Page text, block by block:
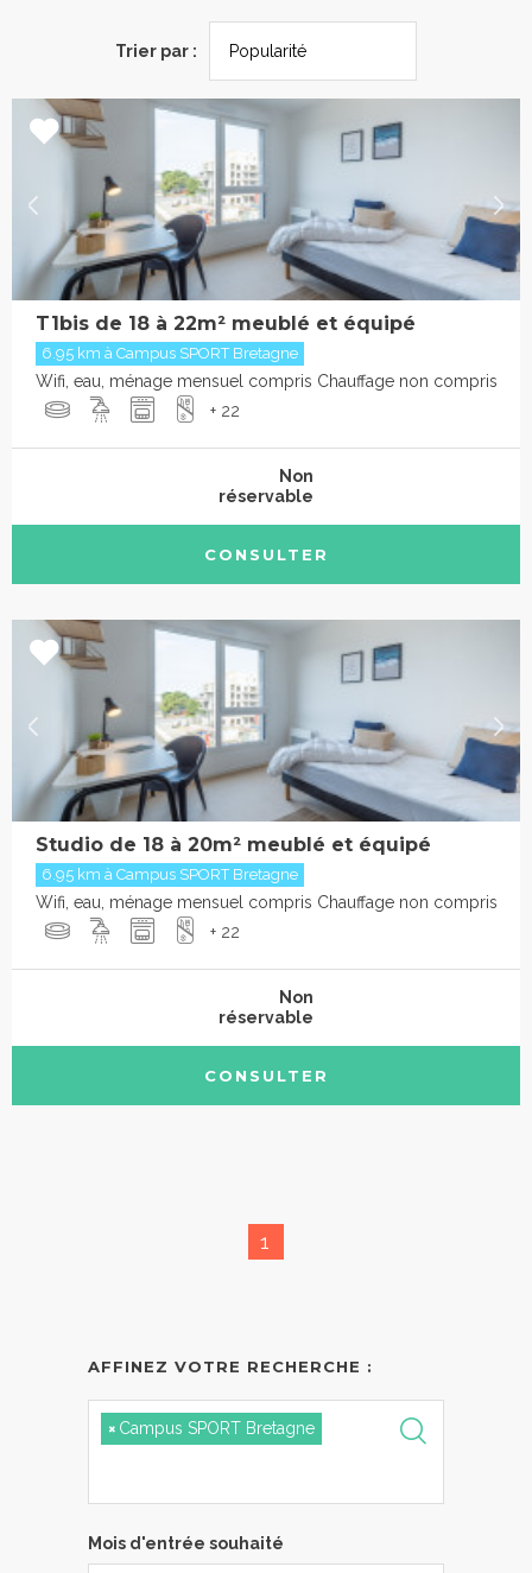
Trier par :
T1bis de 18 à 22m² meublé et équipé
6.95 km à Campus SPORT Bretagne
Wifi, eau, ménage mensuel compris Chauffage non compris
+ 22
Non
réservable
CONSULTER
Studio de 18 à 20m² meublé et équipé
6.95 km à Campus SPORT Bretagne
Wifi, eau, ménage mensuel compris Chauffage non compris
+ 22
Non
réservable
CONSULTER
1
AFFINEZ VOTRE RECHERCHE :
× Campus SPORT Bretagne
Mois d'entrée souhaité